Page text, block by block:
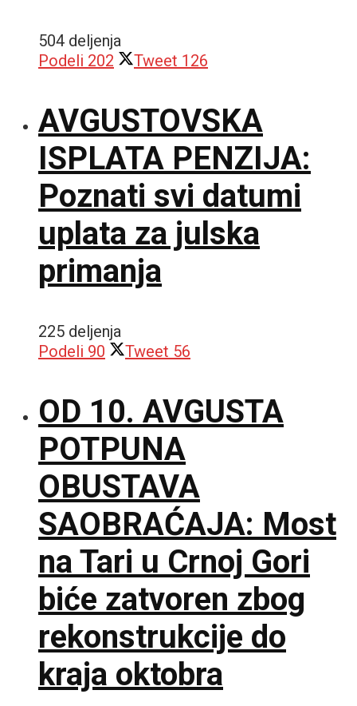
504 deljenja
Podeli 202 Tweet 126
AVGUSTOVSKA
ISPLATA PENZIJA:
Poznati svi datumi
uplata za julska
primanja
225 deljenja
Podeli 90 Tweet 56
OD 10. AVGUSTA
POTPUNA
OBUSTAVA
SAOBRAĆAJA: Most
na Tari u Crnoj Gori
biće zatvoren zbog
rekonstrukcije do
kraja oktobra